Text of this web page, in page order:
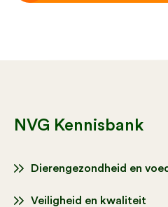
NVG Kennisbank
Dierengezondheid en
Veiligheid en kwaliteit